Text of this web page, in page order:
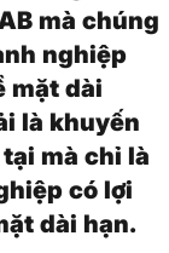
mà chúng
nghiệp
mặt dài
là khuyến
mà chỉ là
có lợi
dài hạn.